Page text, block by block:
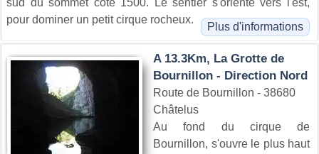
sud du sommet coté 1500. Le sentier s'oriente vers l'est,
pour dominer un petit cirque rocheux.
Plus d'informations
A 13.3Km, La Grotte de
Bournillon - Direction Nord
Route de Bournillon - 38680
Châtelus
Au fond du cirque de
Bournillon, s'ouvre le plus haut